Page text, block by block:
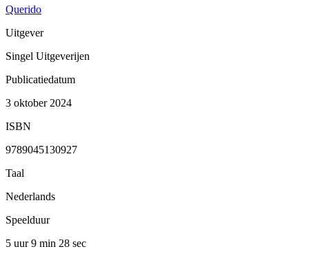
Querido
Uitgever
Singel Uitgeverijen
Publicatiedatum
3 oktober 2024
ISBN
9789045130927
Taal
Nederlands
Speelduur
5 uur 9 min 28 sec